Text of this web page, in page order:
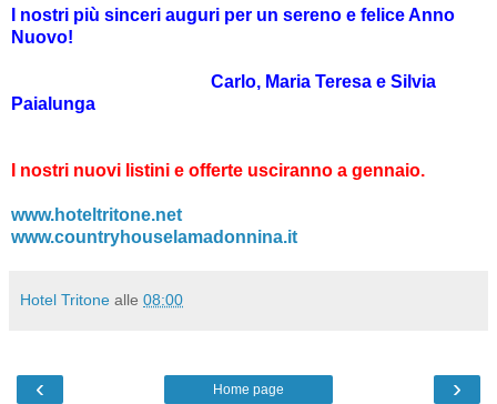
I nostri più sinceri auguri per un sereno e felice Anno
Nuovo!
Carlo, Maria Teresa e Silvia
Paialunga
I nostri nuovi listini e offerte usciranno a gennaio.
www.hoteltritone.net
www.countryhouselamadonnina.it
Hotel Tritone alle 08:00
‹ ›
Home page